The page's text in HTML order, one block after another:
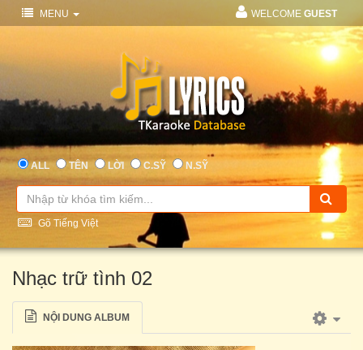
MENU WELCOME GUEST
ALL TÊN LỜI C.SỸ N.SỸ
Gõ Tiếng Việt
Nhạc trữ tình 02
NỘI DUNG ALBUM